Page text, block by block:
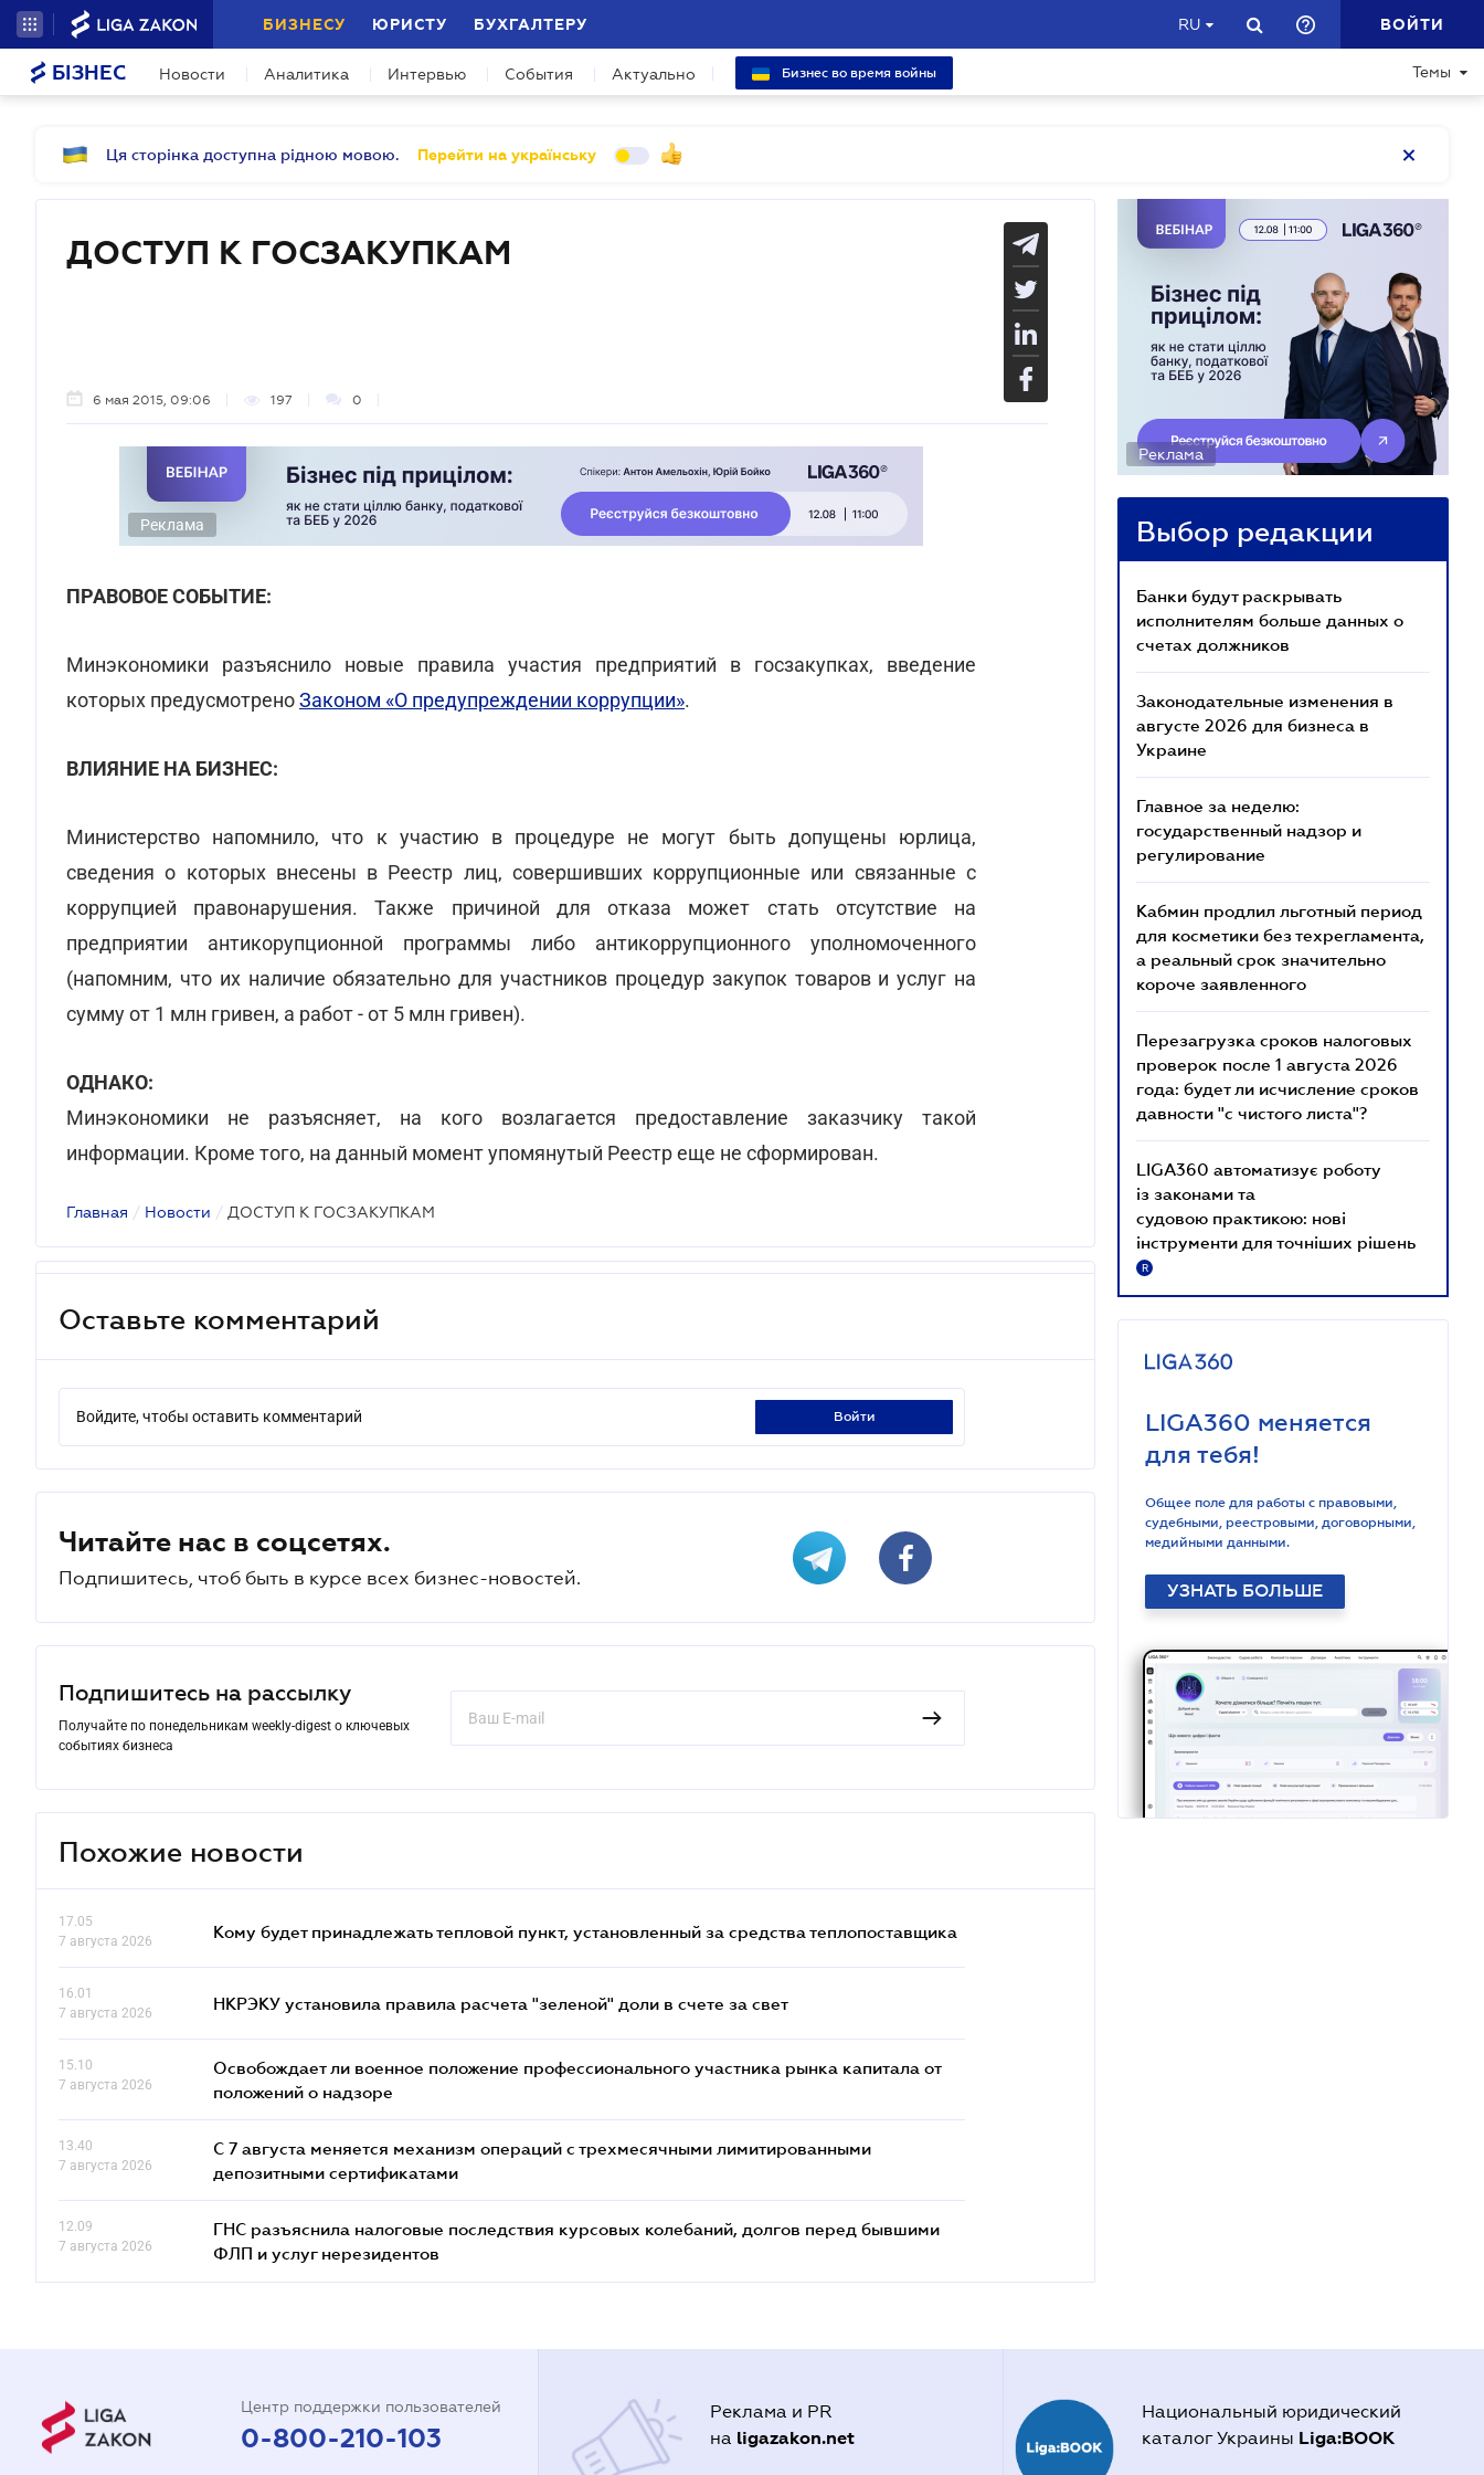
БИЗНЕСУ ЮРИСТУ БУХГАЛТЕРУ RU ВОЙТИ
БІЗНЕС Новости Аналитика Интервью События Актуально Бизнес во время войны Темы
Ця сторінка доступна рідною мовою. Перейти на українську
ДОСТУП К ГОСЗАКУПКАМ
6 мая 2015, 09:06 197 0
Реклама
ПРАВОВОЕ СОБЫТИЕ:
Минэкономики разъяснило новые правила участия предприятий в госзакупках, введение
которых предусмотреноЗаконом «О предупреждении коррупции».
ВЛИЯНИЕ НА БИЗНЕС:
Министерство напомнило, что к участию в процедуре не могут быть допущены юрлица,
сведения о которых внесены в Реестр лиц, совершивших коррупционные или связанные с
коррупцией правонарушения. Также причиной для отказа может стать отсутствие на
предприятии антикорупционной программы либо антикоррупционного уполномоченного
(напомним, что их наличие обязательно для участников процедур закупок товаров и услуг на
сумму от 1 млн гривен, а работ - от 5 млн гривен).
ОДНАКО:
Минэкономики не разъясняет, на кого возлагается предоставление заказчику такой
информации. Кроме того, на данный момент упомянутый Реестр еще не сформирован.
Главная / Новости / ДОСТУП К ГОСЗАКУПКАМ
Оставьте комментарий
Войдите, чтобы оставить комментарий войти
Читайте нас в соцсетях.
Подпишитесь, чтоб быть в курсе всех бизнес-новостей.
Подпишитесь на рассылку
Получайте по понедельникам weekly-digest о ключевых
событиях бизнеса
Похожие новости
17.05
7 августа 2026
Кому будет принадлежать тепловой пункт, установленный за средства теплопоставщика
16.01
7 августа 2026
НКРЭКУ установила правила расчета "зеленой" доли в счете за свет
15.10
7 августа 2026
Освобождает ли военное положение профессионального участника рынка капитала от
положений о надзоре
13.40
7 августа 2026
С 7 августа меняется механизм операций с трехмесячными лимитированными
депозитными сертификатами
12.09
7 августа 2026
ГНС разъяснила налоговые последствия курсовых колебаний, долгов перед бывшими
ФЛП и услуг нерезидентов
Реклама
Выбор редакции
Банки будут раскрывать
исполнителям больше данных о
счетах должников
Законодательные изменения в
августе 2026 для бизнеса в
Украине
Главное за неделю:
государственный надзор и
регулирование
Кабмин продлил льготный период
для косметики без техрегламента,
а реальный срок значительно
короче заявленного
Перезагрузка сроков налоговых
проверок после 1 августа 2026
года: будет ли исчисление сроков
давности "с чистого листа"?
LIGA360 автоматизує роботу
із законами та
судовою практикою: нові
інструменти для точніших рішень
R
LIGA360 меняется
для тебя!
Общее поле для работы с правовыми,
судебными, реестровыми, договорными,
медийными данными.
УЗНАТЬ БОЛЬШЕ
Центр поддержки пользователей
0-800-210-103
Реклама и PR
на ligazakon.net
Национальный юридический
каталог Украины Liga:BOOK